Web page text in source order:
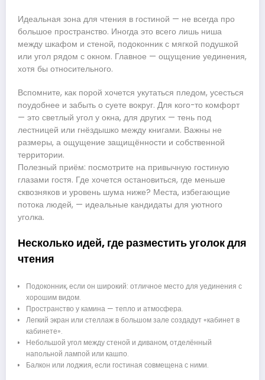
Идеальная зона для чтения в гостиной — не всегда про
большое пространство. Иногда это всего лишь ниша
между шкафом и стеной, подоконник с мягкой подушкой
или угол рядом с окном. Главное — ощущение уединения,
хотя бы относительного.
Вспомните, как порой хочется укутаться пледом, усесться
поудобнее и забыть о суете вокруг. Для кого-то комфорт
— это светлый угол у окна, для других — тень под
лестницей или гнёздышко между книгами. Важны не
размеры, а ощущение защищённости и собственной
территории.
Полезный приём: посмотрите на привычную гостиную
глазами гостя. Где хочется остановиться, где меньше
сквозняков и уровень шума ниже? Места, избегающие
потока людей, — идеальные кандидаты для уютного
уголка.
Несколько идей, где разместить уголок для
чтения
Подоконник, если он широкий: отличное место для уединения с
хорошим видом.
Пространство у камина — тепло и атмосфера.
Легкий экран или стеллаж в большом зале создадут «кабинет в
кабинете».
Небольшой угол между стеной и диваном, отделённый
напольной лампой или кашпо.
Балкон или лоджия, если гостиная совмещена с ними.